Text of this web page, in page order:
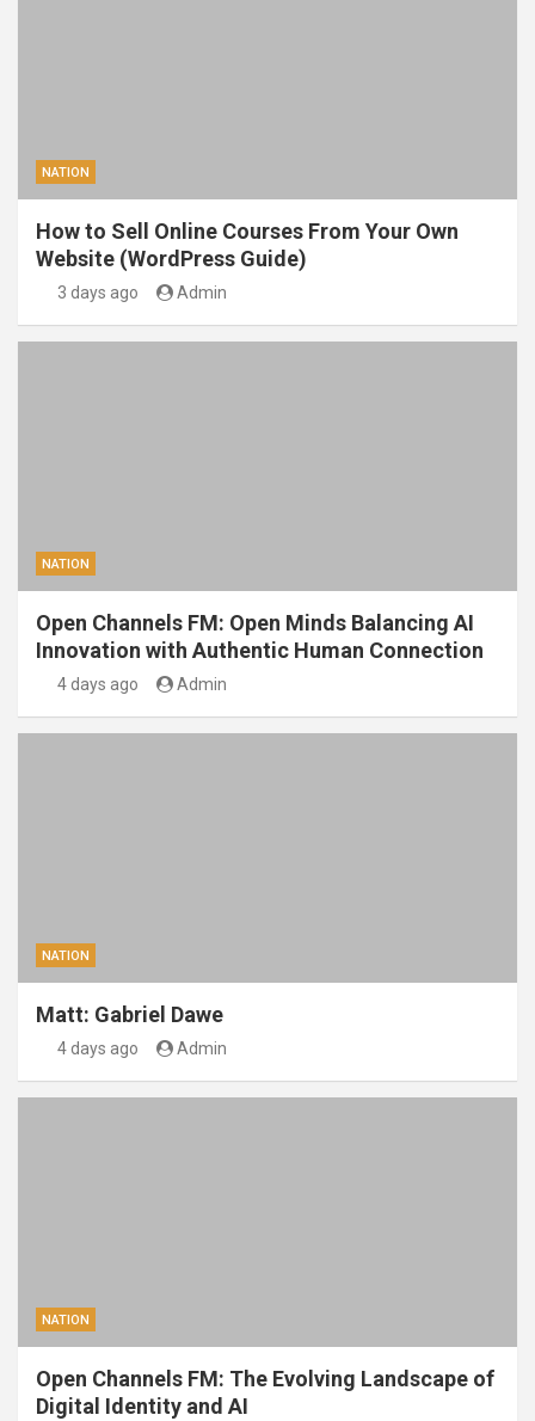
NATION
How to Sell Online Courses From Your Own
Website (WordPress Guide)
3 days ago Admin
NATION
Open Channels FM: Open Minds Balancing AI
Innovation with Authentic Human Connection
4 days ago Admin
NATION
Matt: Gabriel Dawe
4 days ago Admin
NATION
Open Channels FM: The Evolving Landscape of
Digital Identity and AI